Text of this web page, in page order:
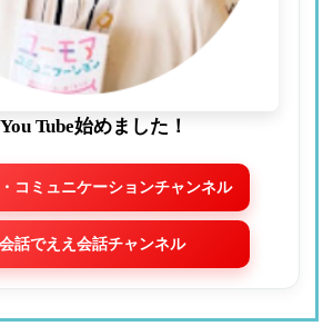
Tube始めました！
コミュニケーションチャンネル
話でええ会話チャンネル